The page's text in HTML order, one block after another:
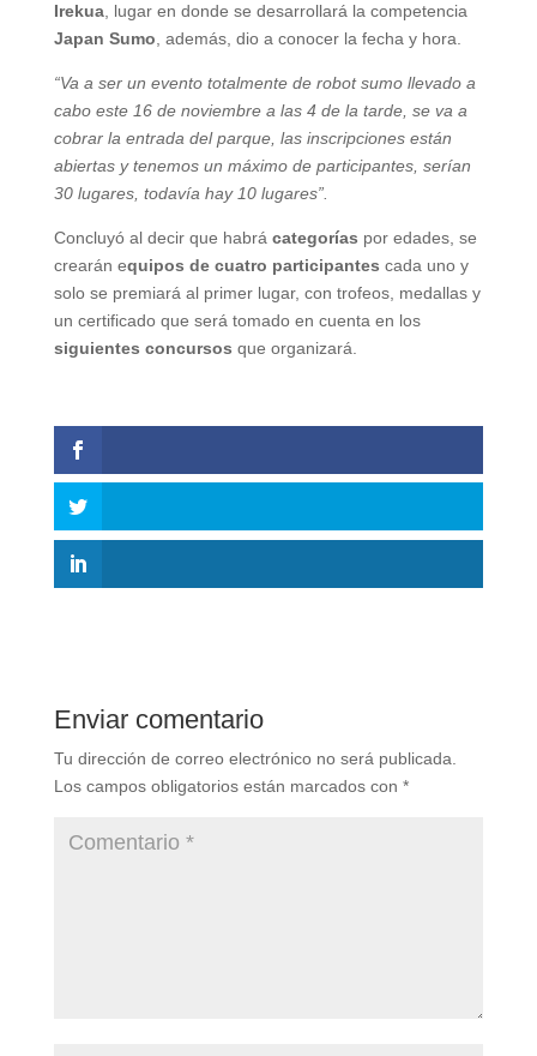
Irekua, lugar en donde se desarrollará la competencia
Japan Sumo, además, dio a conocer la fecha y hora.
“Va a ser un evento totalmente de robot sumo llevado a
cabo este 16 de noviembre a las 4 de la tarde, se va a
cobrar la entrada del parque, las inscripciones están
abiertas y tenemos un máximo de participantes, serían
30 lugares, todavía hay 10 lugares”.
Concluyó al decir que habrácategorías por edades, se
crearán equipos de cuatro participantes cada uno y
solo se premiará al primer lugar, con trofeos, medallas y
un certificado que será tomado en cuenta en los
siguientes concursos que organizará.
Enviar comentario
Tu dirección de correo electrónico no será publicada.
Los campos obligatorios están marcados con *